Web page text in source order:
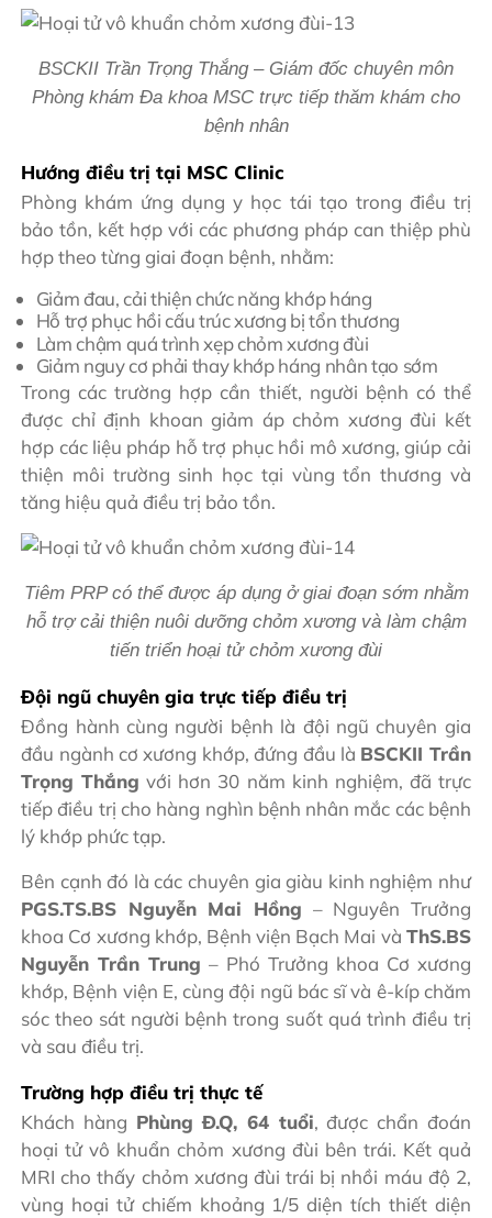
BSCKII Trần Trọng Thắng – Giám đốc chuyên môn
Phòng khám Đa khoa MSC trực tiếp thăm khám cho
bệnh nhân
Hướng điều trị tại MSC Clinic
Phòng khám ứng dụng y học tái tạo trong điều trị
bảo tồn, kết hợp với các phương pháp can thiệp phù
hợp theo từng giai đoạn bệnh, nhằm:
Giảm đau, cải thiện chức năng khớp háng
Hỗ trợ phục hồi cấu trúc xương bị tổn thương
Làm chậm quá trình xẹp chỏm xương đùi
Giảm nguy cơ phải thay khớp háng nhân tạo sớm
Trong các trường hợp cần thiết, người bệnh có thể
được chỉ định khoan giảm áp chỏm xương đùi kết
hợp các liệu pháp hỗ trợ phục hồi mô xương, giúp cải
thiện môi trường sinh học tại vùng tổn thương và
tăng hiệu quả điều trị bảo tồn.
Tiêm PRP có thể được áp dụng ở giai đoạn sớm nhằm
hỗ trợ cải thiện nuôi dưỡng chỏm xương và làm chậm
tiến triển hoại tử chỏm xương đùi
Đội ngũ chuyên gia trực tiếp điều trị
Đồng hành cùng người bệnh là đội ngũ chuyên gia
đầu ngành cơ xương khớp, đứng đầu là BSCKII Trần
Trọng Thắng với hơn 30 năm kinh nghiệm, đã trực
tiếp điều trị cho hàng nghìn bệnh nhân mắc các bệnh
lý khớp phức tạp.
Bên cạnh đó là các chuyên gia giàu kinh nghiệm như
PGS.TS.BS Nguyễn Mai Hồng – Nguyên Trưởng
khoa Cơ xương khớp, Bệnh viện Bạch Mai và ThS.BS
Nguyễn Trần Trung – Phó Trưởng khoa Cơ xương
khớp, Bệnh viện E, cùng đội ngũ bác sĩ và ê-kíp chăm
sóc theo sát người bệnh trong suốt quá trình điều trị
và sau điều trị.
Trường hợp điều trị thực tế
Khách hàng Phùng Đ.Q, 64 tuổi, được chẩn đoán
hoại tử vô khuẩn chỏm xương đùi bên trái. Kết quả
MRI cho thấy chỏm xương đùi trái bị nhồi máu độ 2,
vùng hoại tử chiếm khoảng 1/5 diện tích thiết diện